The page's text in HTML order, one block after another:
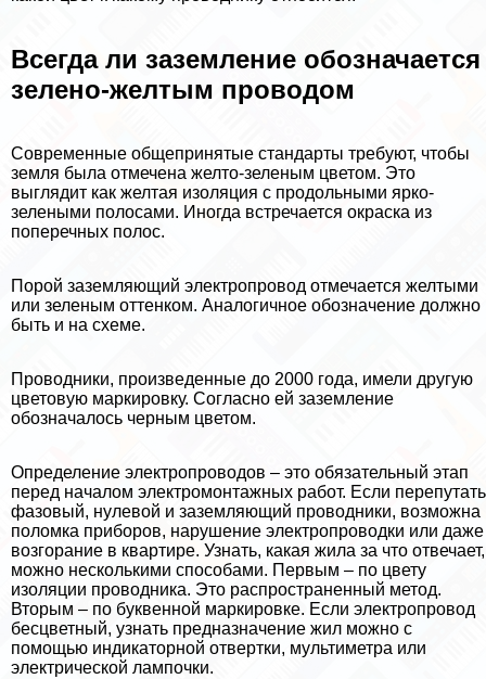
Всегда ли заземление обозначается
зелено-желтым проводом
Современные общепринятые стандарты требуют, чтобы
земля была отмечена желто-зеленым цветом. Это
выглядит как желтая изоляция с продольными ярко-
зелеными полосами. Иногда встречается окраска из
поперечных полос.
Порой заземляющий электропровод отмечается желтыми
или зеленым оттенком. Аналогичное обозначение должно
быть и на схеме.
Проводники, произведенные до 2000 года, имели другую
цветовую маркировку. Согласно ей заземление
обозначалось черным цветом.
Определение электропроводов – это обязательный этап
перед началом электромонтажных работ. Если перепутать
фазовый, нулевой и заземляющий проводники, возможна
поломка приборов, нарушение электропроводки или даже
возгорание в квартире. Узнать, какая жила за что отвечает,
можно несколькими способами. Первым – по цвету
изоляции проводника. Это распространенный метод.
Вторым – по буквенной маркировке. Если электропровод
бесцветный, узнать предназначение жил можно с
помощью индикаторной отвертки, мультиметра или
электрической лампочки.